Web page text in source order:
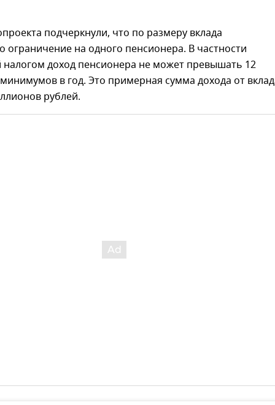
подчеркнули, что по размеру вклада
ограничение на одного пенсионера. В частности
доход пенсионера не может превышать 12
в год. Это примерная сумма дохода от
рублей.